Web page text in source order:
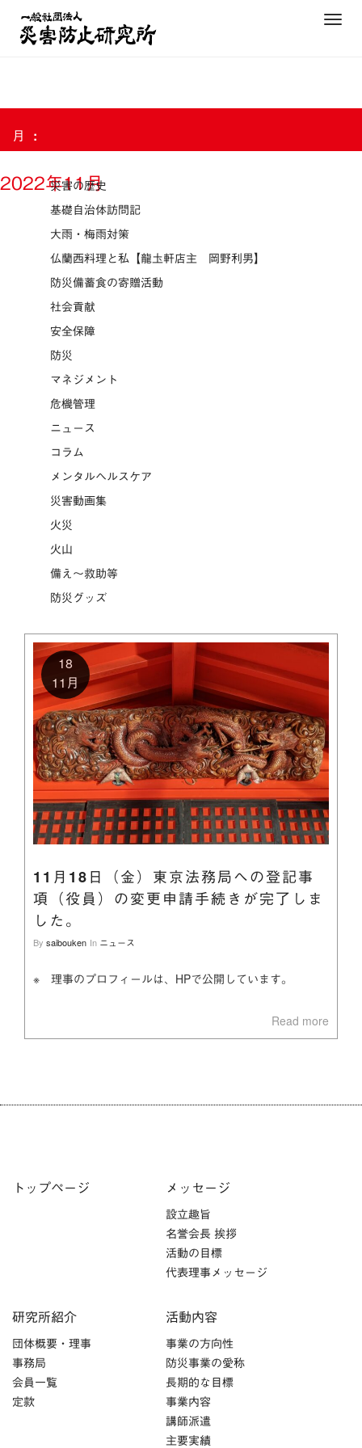
content
T
月:
2022年11月
災害の歴史
基礎自治体訪問記
大雨・梅雨対策
仏蘭西料理と私【龍圡軒店主 岡野利男】
防災備蓄食の寄贈活動
社会貢献
安全保障
防災
マネジメント
危機管理
ニュース
コラム
メンタルヘルスケア
災害動画集
火災
火山
備え～救助等
防災グッズ
18
11月
11月18日（金）東京法務局への登記事
項（役員）の変更申請手続きが完了しま
した。
By saibouken In ニュース
※ 理事のプロフィールは、HPで公開しています。
Read more
トップページ メッセージ
設立趣旨
名誉会長 挨拶
活動の目標
代表理事メッセージ
研究所紹介
団体概要・理事
事務局
会員一覧
定款
活動内容
事業の方向性
防災事業の愛称
長期的な目標
事業内容
講師派遣
主要実績